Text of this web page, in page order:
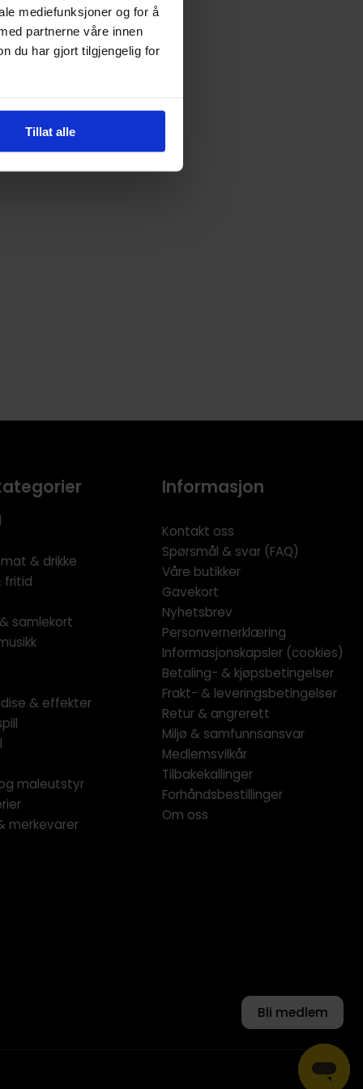
mediefunksjoner og for å
partnerne våre innen
du har gjort tilgjengelig for
Tillat alle
& drikke
fritid
samlekort
& effekter
maleutstyr
merkevarer
Informasjon
Kontakt oss
Spørsmål & svar (FAQ)
Våre butikker
Gavekort
Nyhetsbrev
Personvernerklæring
Informasjonskapsler (cookies)
Betaling- & kjøpsbetingelser
Frakt- & leveringsbetingelser
Retur & angrerett
Miljø & samfunnsansvar
Medlemsvilkår
Tilbakekallinger
Forhåndsbestillinger
Om oss
Bli medlem